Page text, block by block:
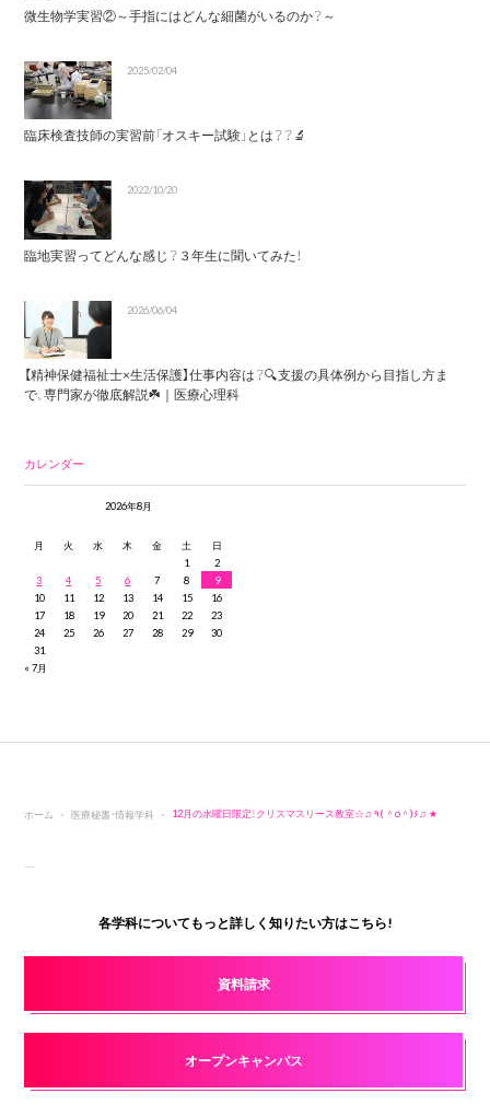
微生物学実習②～手指にはどんな細菌がいるのか？～
2025/02/04
臨床検査技師の実習前「オスキー試験」とは？？🔬
2022/10/20
臨地実習ってどんな感じ？３年生に聞いてみた！
2026/06/04
【精神保健福祉士×生活保護】仕事内容は？🔍支援の具体例から目指し方ま
で、専門家が徹底解説☘️｜医療心理科
カレンダー
2026年8月
月 火 水 木 金 土
日
1
2
3
4 5 6 7 8
9
10
11 12 13 14 15
16
17
18 19 20 21 22
23
24
25 26 27 28 29
30
31
« 7月
ホーム 医療秘書・情報学科 12月の水曜日限定！クリスマスリース教室☆♫ ٩( ＾o＾)۶♫ ★
各学科についてもっと詳しく知りたい方はこちら!
資料請求
オープンキャンパス